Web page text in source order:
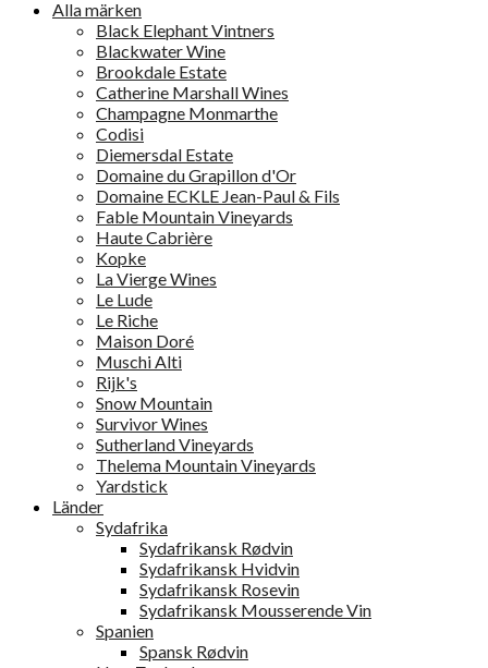
Alla märken
Black Elephant Vintners
Blackwater Wine
Brookdale Estate
Catherine Marshall Wines
Champagne Monmarthe
Codisi
Diemersdal Estate
Domaine du Grapillon d'Or
Domaine ECKLE Jean-Paul & Fils
Fable Mountain Vineyards
Haute Cabrière
Kopke
La Vierge Wines
Le Lude
Le Riche
Maison Doré
Muschi Alti
Rijk's
Snow Mountain
Survivor Wines
Sutherland Vineyards
Thelema Mountain Vineyards
Yardstick
Länder
Sydafrika
Sydafrikansk Rødvin
Sydafrikansk Hvidvin
Sydafrikansk Rosevin
Sydafrikansk Mousserende Vin
Spanien
Spansk Rødvin